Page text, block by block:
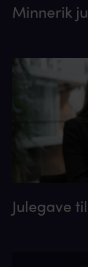
Minnerik
Julegave